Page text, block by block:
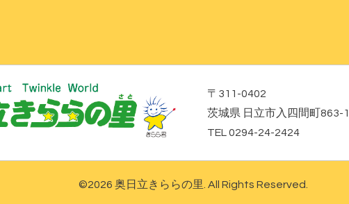
〒311-0402
茨城県 日立市入四間町863-1
TEL 0294-24-2424
©2026 奥日立きららの里 . All Rights Reserved.